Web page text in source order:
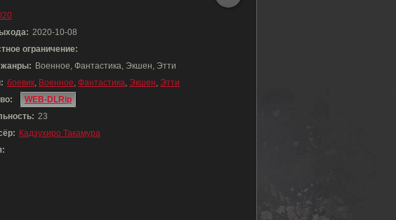
2020-10-08
ограничение:
Военное, Фантастика, Экшен, Этти
боевик, Военное, Фантастика, Экшен, Этти
WEB-DLRip
23
Кадзухиро Такамура